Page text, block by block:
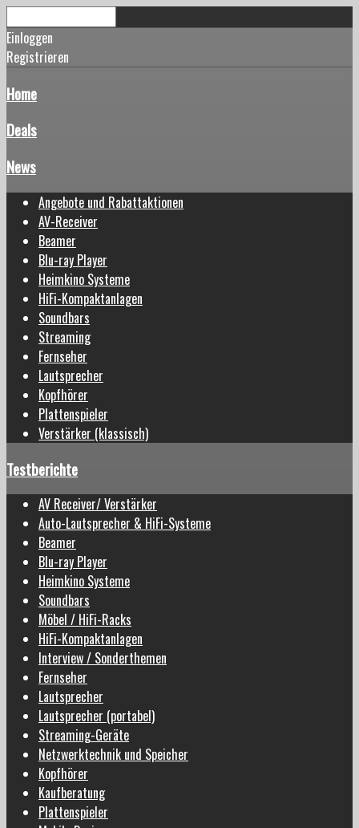
Einloggen
Registrieren
Home
Deals
News
Angebote und Rabattaktionen
AV-Receiver
Beamer
Blu-ray Player
Heimkino Systeme
HiFi-Kompaktanlagen
Soundbars
Streaming
Fernseher
Lautsprecher
Kopfhörer
Plattenspieler
Verstärker (klassisch)
Testberichte
AV Receiver/ Verstärker
Auto-Lautsprecher & HiFi-Systeme
Beamer
Blu-ray Player
Heimkino Systeme
Soundbars
Möbel / HiFi-Racks
HiFi-Kompaktanlagen
Interview / Sonderthemen
Fernseher
Lautsprecher
Lautsprecher (portabel)
Streaming-Geräte
Netzwerktechnik und Speicher
Kopfhörer
Kaufberatung
Plattenspieler